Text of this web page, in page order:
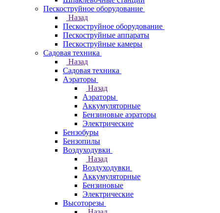
Пескоструйное оборудование
Назад
Пескоструйное оборудование
Пескоструйные аппараты
Пескоструйные камеры
Садовая техника
Назад
Садовая техника
Аэраторы
Назад
Аэраторы
Аккумуляторные
Бензиновые аэраторы
Электрические
Бензобуры
Бензопилы
Воздуходувки
Назад
Воздуходувки
Аккумуляторные
Бензиновые
Электрические
Высоторезы